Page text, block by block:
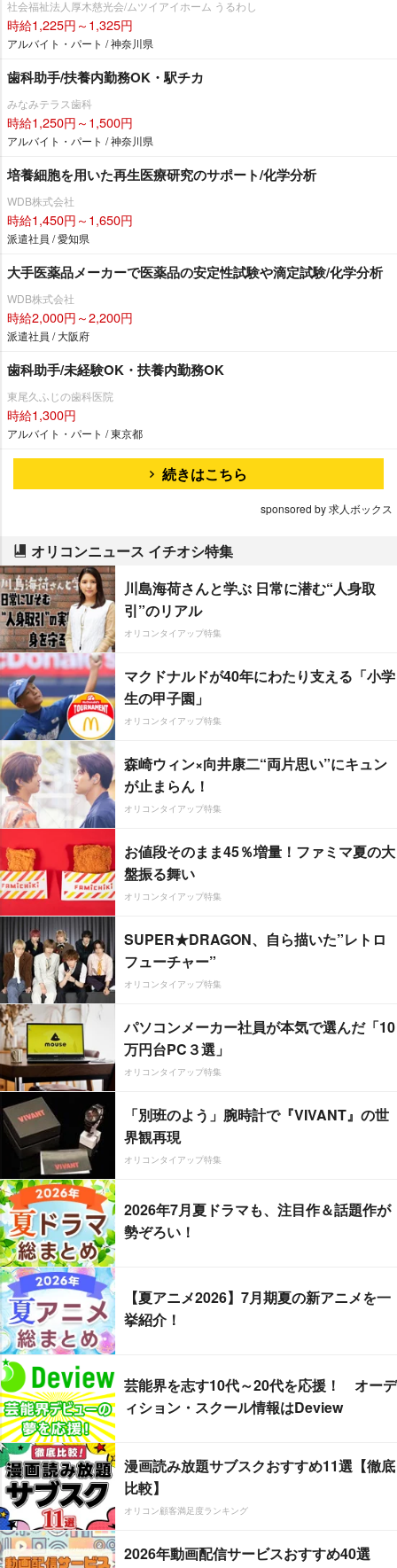
社会福祉法人厚木慈光会/ムツイアイホーム うるわし
時給1,225円～1,325円
アルバイト・パート / 神奈川県
歯科助手/扶養内勤務OK・駅チカ
みなみテラス歯科
時給1,250円～1,500円
アルバイト・パート / 神奈川県
培養細胞を用いた再生医療研究のサポート/化学分析
WDB株式会社
時給1,450円～1,650円
派遣社員 / 愛知県
大手医薬品メーカーで医薬品の安定性試験や滴定試験/化学分析
WDB株式会社
時給2,000円～2,200円
派遣社員 / 大阪府
歯科助手/未経験OK・扶養内勤務OK
東尾久ふじの歯科医院
時給1,300円
アルバイト・パート / 東京都
続きはこちら
sponsored by 求人ボックス
オリコンニュース イチオシ特集
川島海荷さんと学ぶ 日常に潜む“人身取
引”のリアル
オリコンタイアップ特集
マクドナルドが40年にわたり支える「小学
生の甲子園」
オリコンタイアップ特集
森崎ウィン×向井康二“両片思い”にキュン
が止まらん！
オリコンタイアップ特集
お値段そのまま45％増量！ファミマ夏の大
盤振る舞い
オリコンタイアップ特集
SUPER★DRAGON、自ら描いた”レトロ
フューチャー”
オリコンタイアップ特集
パソコンメーカー社員が本気で選んだ「10
万円台PC３選」
オリコンタイアップ特集
「別班のよう」腕時計で『VIVANT』の世
界観再現
オリコンタイアップ特集
2026年7月夏ドラマも、注目作＆話題作が
勢ぞろい！
【夏アニメ2026】7月期夏の新アニメを一
挙紹介！
芸能界を志す10代～20代を応援！ オーデ
ィション・スクール情報はDeview
漫画読み放題サブスクおすすめ11選【徹底
比較】
オリコン顧客満足度ランキング
2026年動画配信サービスおすすめ40選